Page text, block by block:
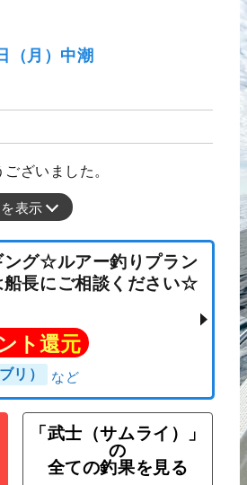
（月）中潮
ざいました。
表示
ギング☆ルアー釣りプラン
「武士（サムライ）」
の
全ての釣果を見る